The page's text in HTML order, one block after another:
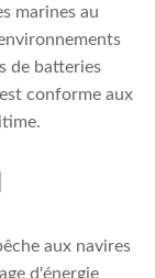
marines au
de batteries
conforme aux
aux navires
d'énergie